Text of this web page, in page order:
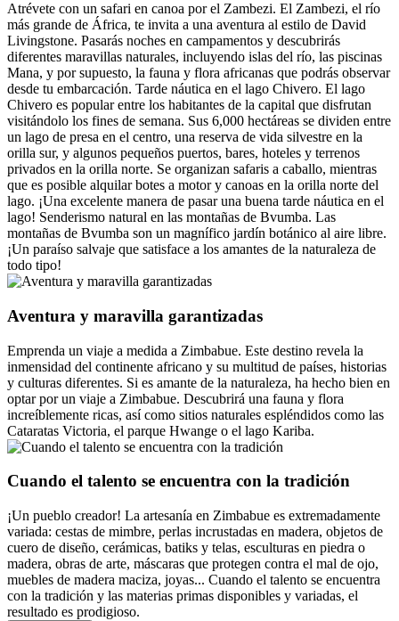
Atrévete con un safari en canoa por el Zambezi. El Zambezi, el río
más grande de África, te invita a una aventura al estilo de David
Livingstone. Pasarás noches en campamentos y descubrirás
diferentes maravillas naturales, incluyendo islas del río, las piscinas
Mana, y por supuesto, la fauna y flora africanas que podrás observar
desde tu embarcación. Tarde náutica en el lago Chivero. El lago
Chivero es popular entre los habitantes de la capital que disfrutan
visitándolo los fines de semana. Sus 6,000 hectáreas se dividen entre
un lago de presa en el centro, una reserva de vida silvestre en la
orilla sur, y algunos pequeños puertos, bares, hoteles y terrenos
privados en la orilla norte. Se organizan safaris a caballo, mientras
que es posible alquilar botes a motor y canoas en la orilla norte del
lago. ¡Una excelente manera de pasar una buena tarde náutica en el
lago! Senderismo natural en las montañas de Bvumba. Las
montañas de Bvumba son un magnífico jardín botánico al aire libre.
¡Un paraíso salvaje que satisface a los amantes de la naturaleza de
todo tipo!
Aventura y maravilla garantizadas
Emprenda un viaje a medida a Zimbabue. Este destino revela la
inmensidad del continente africano y su multitud de países, historias
y culturas diferentes. Si es amante de la naturaleza, ha hecho bien en
optar por un viaje a Zimbabue. Descubrirá una fauna y flora
increíblemente ricas, así como sitios naturales espléndidos como las
Cataratas Victoria, el parque Hwange o el lago Kariba.
Cuando el talento se encuentra con la tradición
¡Un pueblo creador! La artesanía en Zimbabue es extremadamente
variada: cestas de mimbre, perlas incrustadas en madera, objetos de
cuero de diseño, cerámicas, batiks y telas, esculturas en piedra o
madera, obras de arte, máscaras que protegen contra el mal de ojo,
muebles de madera maciza, joyas... Cuando el talento se encuentra
con la tradición y las materias primas disponibles y variadas, el
resultado es prodigioso.